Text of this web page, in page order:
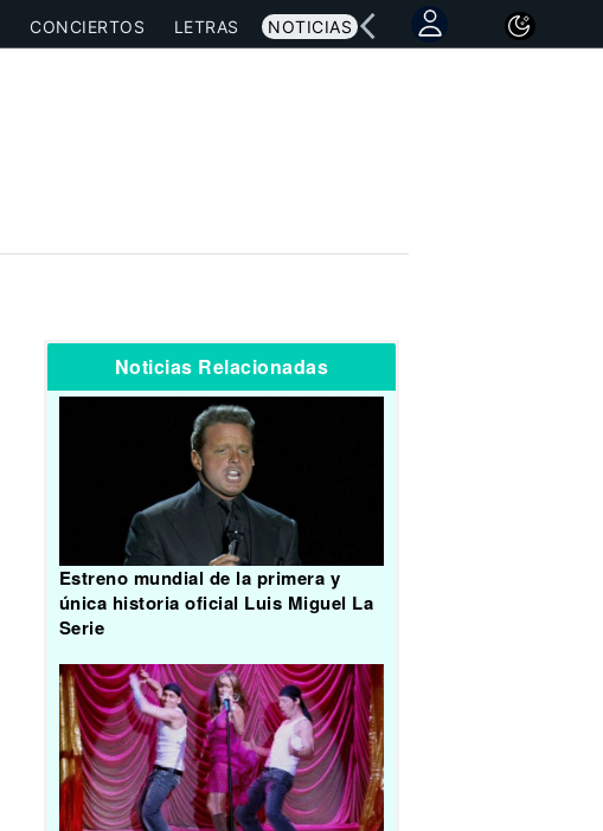
CONCIERTOS LETRAS NOTICIAS
Noticias Relacionadas
Estreno mundial de la primera y
única historia oficial Luis Miguel La
Serie